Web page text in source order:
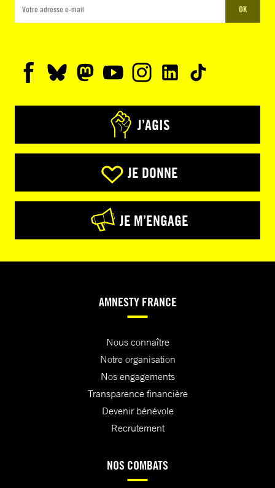
OK
J’AGIS
JE DONNE
JE M’ENGAGE
AMNESTY FRANCE
Nous connaître
Notre organisation
Nos engagements
Transparence financière
Devenir bénévole
Recrutement
NOS COMBATS